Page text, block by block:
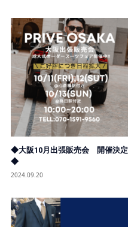
◆大阪10月出張販売会 開催決定
◆
2024.09.20